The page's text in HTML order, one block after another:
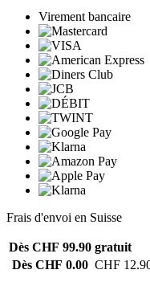
Virement bancaire
Frais d'envoi en Suisse
Dès CHF 99.90 gratuit
Dès CHF 0.00 CHF